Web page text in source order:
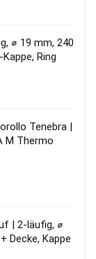
⌀ 19 mm, 240
Ring
Tenebra |
M Thermo
| 2-läufig, ⌀
Decke, Kappe